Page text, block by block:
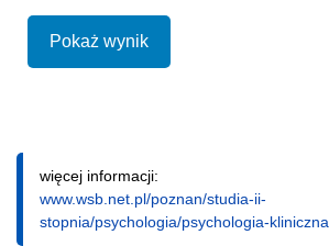
Pokaż wynik
więcej informacji:
www.wsb.net.pl/poznan/studia-ii-
stopnia/psychologia/psychologia-kliniczna